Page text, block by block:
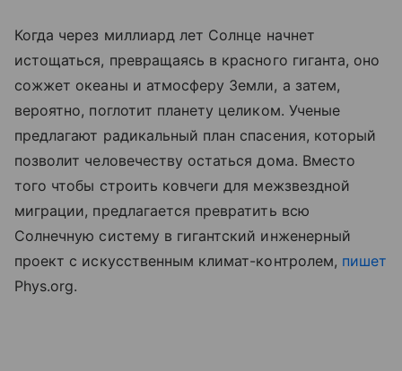
Когда через миллиард лет Солнце начнет
истощаться, превращаясь в красного гиганта, оно
сожжет океаны и атмосферу Земли, а затем,
вероятно, поглотит планету целиком. Ученые
предлагают радикальный план спасения, который
позволит человечеству остаться дома. Вместо
того чтобы строить ковчеги для межзвездной
миграции, предлагается превратить всю
Солнечную систему в гигантский инженерный
проект с искусственным климат-контролем, пишет
Phys.org.